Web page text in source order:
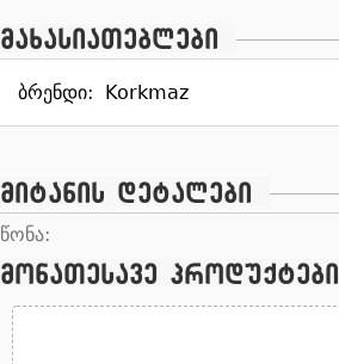
მახასიათებლები
ბრენდი: Korkmaz
მიტანის დეტალები
წონა:
მონათესავე პროდუქტები